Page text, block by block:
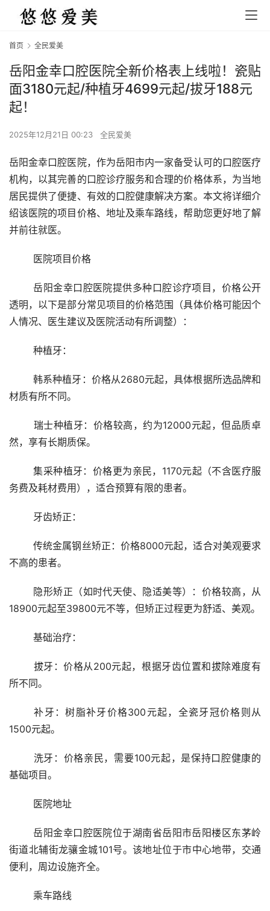
首页 全民爱美
岳阳金幸口腔医院全新价格表上线啦！瓷贴
面3180元起/种植牙4699元起/拔牙188元
起！
2025年12月21日 00:23 全民爱美
岳阳金幸口腔医院，作为岳阳市内一家备受认可的口腔医疗
机构，以其完善的口腔诊疗服务和合理的价格体系，为当地
居民提供了便捷、有效的口腔健康解决方案。本文将详细介
绍该医院的项目价格、地址及乘车路线，帮助您更好地了解
并前往就医。
	医院项目价格
	岳阳金幸口腔医院提供多种口腔诊疗项目，价格公开
透明，以下是部分常见项目的价格范围（具体价格可能因个
人情况、医生建议及医院活动有所调整）：
	种植牙：
	韩系种植牙：价格从2680元起，具体根据所选品牌和
材质有所不同。
然，享有长期质保。
	集采种植牙：价格更为亲民，1170元起（不含医疗服
务费及耗材费用），适合预算有限的患者。
	牙齿矫正：
	传统金属钢丝矫正：价格8000元起，适合对美观要求
不高的患者。
18900元起至39800元不等，但矫正过程更为舒适、美观。
	基础治疗：
所不同。
	补牙：树脂补牙价格300元起，全瓷牙冠价格则从
1500元起。
基础项目。
	医院地址
	岳阳金幸口腔医院位于湖南省岳阳市岳阳楼区东茅岭
街道北辅街龙骧金城101号。该地址位于市中心地带，交通
便利，周边设施齐全。
	乘车路线